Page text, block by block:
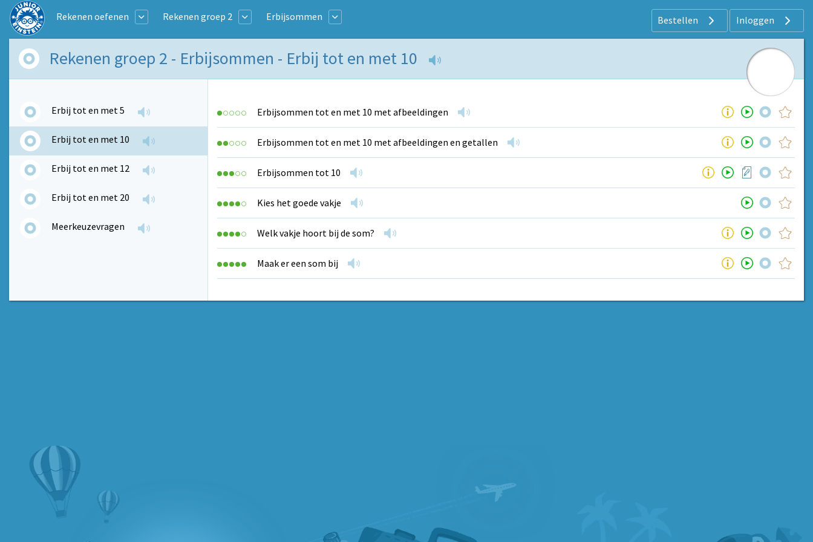
Rekenen oefenen Rekenen groep 2 Erbijsommen Bestellen Inloggen
Rekenen groep 2 - Erbijsommen - Erbij tot en met 10
Erbij tot en met 5
Erbij tot en met 10
Erbij tot en met 12
Erbij tot en met 20
Meerkeuzevragen
Erbijsommen tot en met 10 met afbeeldingen
Erbijsommen tot en met 10 met afbeeldingen en getallen
Erbijsommen tot 10
Kies het goede vakje
Welk vakje hoort bij de som?
Maak er een som bij